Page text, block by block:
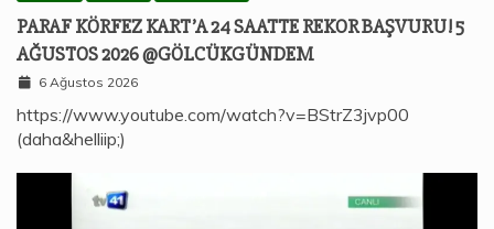
PARAF KÖRFEZ KART’A 24 SAATTE REKOR BAŞVURU! 5
AĞUSTOS 2026 @GÖLCÜKGÜNDEM
6 Ağustos 2026
https://www.youtube.com/watch?v=BStrZ3jvp00
(daha&helliip;)